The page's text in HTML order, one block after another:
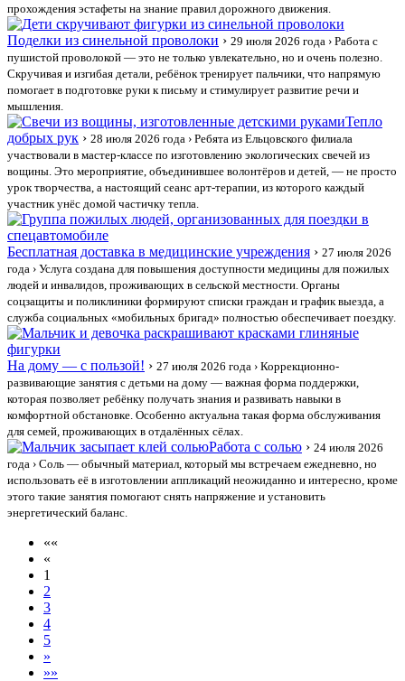
прохождения эстафеты на знание правил дорожного движения.
Поделки из синельной проволоки › 29 июля 2026 года › Работа с
пушистой проволокой — это не только увлекательно, но и очень полезно.
Скручивая и изгибая детали, ребёнок тренирует пальчики, что напрямую
помогает в подготовке руки к письму и стимулирует развитие речи и
мышления.
Тепло
добрых рук › 28 июля 2026 года › Ребята из Ельцовского филиала
участвовали в мастер-классе по изготовлению экологических свечей из
вощины. Это мероприятие, объединившее волонтёров и детей, — не просто
урок творчества, а настоящий сеанс арт-терапии, из которого каждый
участник унёс домой частичку тепла.
Бесплатная доставка в медицинские учреждения › 27 июля 2026
года › Услуга создана для повышения доступности медицины для пожилых
людей и инвалидов, проживающих в сельской местности. Органы
соцзащиты и поликлиники формируют списки граждан и график выезда, а
служба социальных «мобильных бригад» полностью обеспечивает поездку.
На дому — с пользой! › 27 июля 2026 года › Коррекционно-
развивающие занятия с детьми на дому — важная форма поддержки,
которая позволяет ребёнку получать знания и развивать навыки в
комфортной обстановке. Особенно актуальна такая форма обслуживания
для семей, проживающих в отдалённых сёлах.
Работа с солью › 24 июля 2026
года › Соль — обычный материал, который мы встречаем ежедневно, но
использовать её в изготовлении аппликаций неожиданно и интересно, кроме
этого такие занятия помогают снять напряжение и установить
энергетический баланс.
««
«
1
2
3
4
5
»
»»